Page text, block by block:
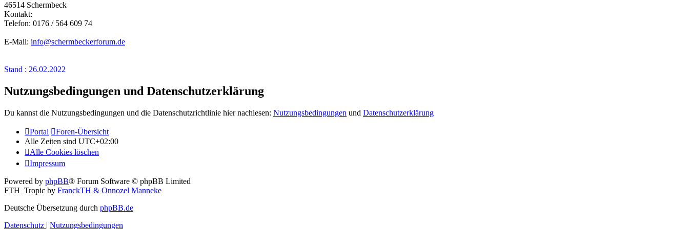
46514 Schermbeck
Kontakt:
Telefon: 0176 / 564 609 74
E-Mail: info@schermbeckerforum.de
Stand : 26.02.2022
Nutzungsbedingungen und Datenschutzerklärung
Du kannst die Nutzungsbedingungen und die Datenschutzrichtlinie hier nachlesen: Nutzungsbedingungen und Datenschutzerklärung
Portal
Foren-Übersicht
Alle Zeiten sind UTC+02:00
Alle Cookies löschen
Impressum
Powered by phpBB® Forum Software © phpBB Limited
FTH_Tropic by FranckTH & Onnozel Manneke
Deutsche Übersetzung durch phpBB.de
Datenschutz | Nutzungsbedingungen